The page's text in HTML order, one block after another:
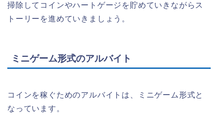
掃除してコインやハートゲージを貯めていきながらス
トーリーを進めていきましょう。
ミニゲーム形式のアルバイト
コインを稼ぐためのアルバイトは、ミニゲーム形式と
なっています。